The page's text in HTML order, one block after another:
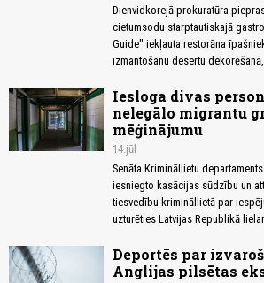
Dienvidkorejā prokuratūra
cietumsodu starptautiskajā
Guide" iekļauta restorāna
izmantošanu desertu
Iesloga divas
nelegālo migrantu
mēģinājumu
14.jūl
Senāta Krimināllietu
iesniegto kasācijas sūdzību un
tiesvedību krimināllietā par
uzturēties Latvijas Republikā
Deportēs par
Anglijas pilsētas